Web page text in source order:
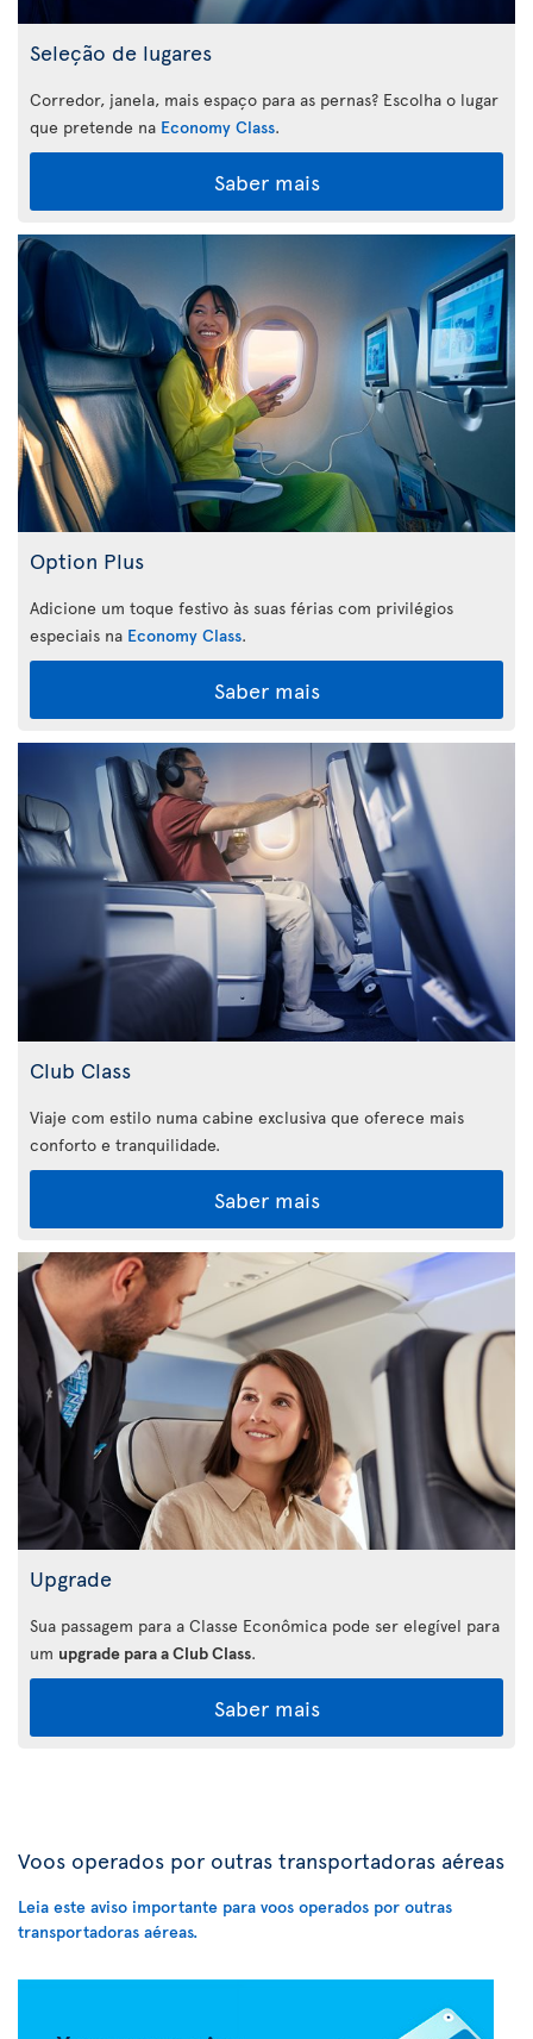
Seleção de lugares
Corredor, janela, mais espaço para as pernas? Escolha o lugar
que pretende na Economy Class.
Saber mais
Option Plus
Adicione um toque festivo às suas férias com privilégios
especiais na Economy Class.
Saber mais
Club Class
Viaje com estilo numa cabine exclusiva que oferece mais
conforto e tranquilidade.
Saber mais
Upgrade
Sua passagem para a Classe Econômica pode ser elegível para
um upgrade para a Club Class.
Saber mais
Voos operados por outras transportadoras aéreas
Leia este aviso importante para voos operados por outras
transportadoras aéreas.